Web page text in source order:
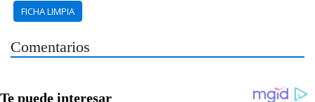
FICHA LIMPIA
Comentarios